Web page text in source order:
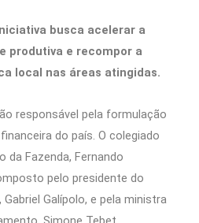
busca acelerar a
produtiva e recompor a
local nas áreas atingidas.
responsável pela formulação
do país. O colegiado
da Fazenda, Fernando
pelo presidente do
Galípolo, e pela ministra